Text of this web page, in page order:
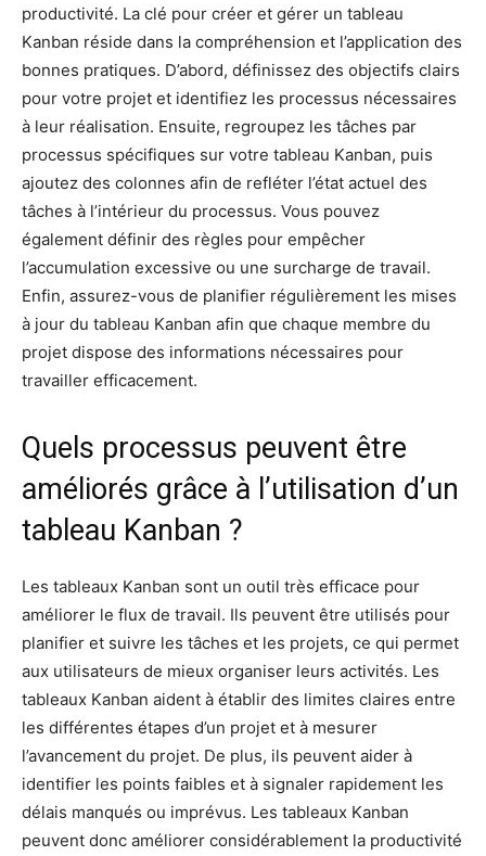
productivité. La clé pour créer et gérer un tableau
Kanban réside dans la compréhension et l’application des
bonnes pratiques. D’abord, définissez des objectifs clairs
pour votre projet et identifiez les processus nécessaires
à leur réalisation. Ensuite, regroupez les tâches par
processus spécifiques sur votre tableau Kanban, puis
ajoutez des colonnes afin de refléter l’état actuel des
tâches à l’intérieur du processus. Vous pouvez
également définir des règles pour empêcher
l’accumulation excessive ou une surcharge de travail.
Enfin, assurez-vous de planifier régulièrement les mises
à jour du tableau Kanban afin que chaque membre du
projet dispose des informations nécessaires pour
travailler efficacement.
Quels processus peuvent être
améliorés grâce à l’utilisation d’un
tableau Kanban ?
Les tableaux Kanban sont un outil très efficace pour
améliorer le flux de travail. Ils peuvent être utilisés pour
planifier et suivre les tâches et les projets, ce qui permet
aux utilisateurs de mieux organiser leurs activités. Les
tableaux Kanban aident à établir des limites claires entre
les différentes étapes d’un projet et à mesurer
l’avancement du projet. De plus, ils peuvent aider à
identifier les points faibles et à signaler rapidement les
délais manqués ou imprévus. Les tableaux Kanban
peuvent donc améliorer considérablement la productivité